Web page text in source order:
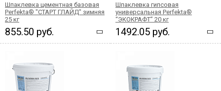
Шпаклевка цементная базовая
Perfekta® "СТАРТ ГЛАЙД" зимняя
25 кг
855.50 руб.
Шпаклевка гипсовая
универсальная Perfekta®
“ЭКОКРАФТ” 20 кг
1492.05 руб.